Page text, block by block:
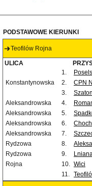
PODSTAWOWE KIERUNKI
Teofilów Rojna
ULICA
1.
Konstantynowska
2. CPN
3.
Aleksandrowska
4.
Aleksandrowska
5.
Aleksandrowska
6.
Aleksandrowska
7.
Rydzowa
8.
Rydzowa
9.
Rojna
10. Wici
11.